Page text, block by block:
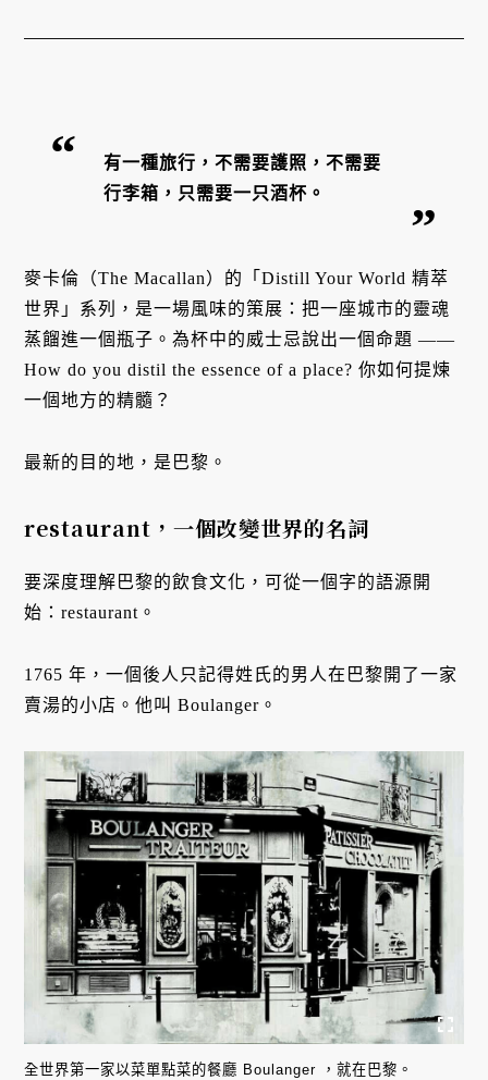
有一種旅行，不需要護照，不需要
行李箱，只需要一只酒杯。
麥卡倫（The Macallan）的「Distill Your World 精萃
世界」系列，是一場風味的策展：把一座城市的靈魂
蒸餾進一個瓶子。為杯中的威士忌說出一個命題 ——
How do you distil the essence of a place? 你如何提煉
一個地方的精髓？
最新的目的地，是巴黎。
restaurant，一個改變世界的名詞
要深度理解巴黎的飲食文化，可從一個字的語源開
始：restaurant。
1765 年，一個後人只記得姓氏的男人在巴黎開了一家
賣湯的小店。他叫 Boulanger。
全世界第一家以菜單點菜的餐廳 Boulanger ，就在巴黎。